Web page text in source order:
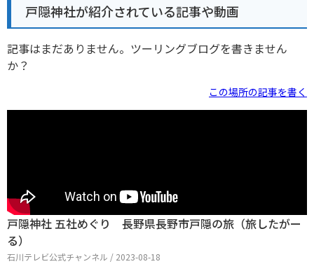
戸隠神社が紹介されている記事や動画
記事はまだありません。ツーリングブログを書きません
か？
この場所の記事を書く
戸隠神社 五社めぐり 長野県長野市戸隠の旅（旅したがー
る）
石川テレビ公式チャンネル / 2023-08-18